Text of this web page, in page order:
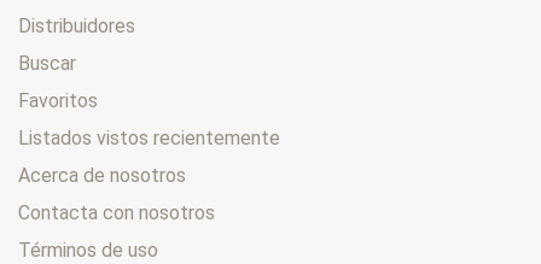
Distribuidores
Buscar
Favoritos
Listados vistos recientemente
Acerca de nosotros
Contacta con nosotros
Términos de uso